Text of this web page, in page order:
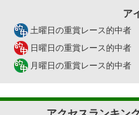
ア
土曜日の重賞レース的中者
日曜日の重賞レース的中者
月曜日の重賞レース的中者